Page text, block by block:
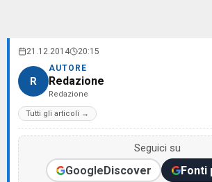
21.12.2014 20:15
R
AUTORE
Redazione
Redazione
Tutti gli articoli →
Seguici su
GoogleDiscover Fonti